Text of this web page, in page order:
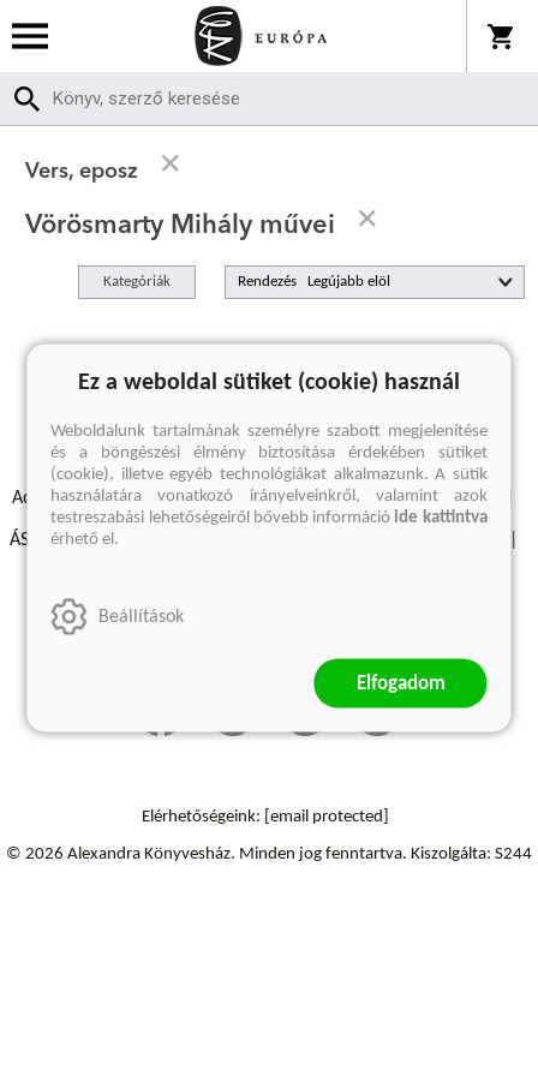
Vers, eposz
Vörösmarty Mihály művei
Kategóriák Rendezés
A keresett kifejezésre nincs találat
Adatvédelmi szabályzatok Elállási felmondási nyilatkozat
ÁSZF - Vásárlási feltételek
Szállítási információk
Elérhetőségeink: [email protected]
© 2026 Alexandra Könyvesház. Minden jog fenntartva. Kiszolgálta: S244
Ez a weboldal sütiket (cookie) használ
Weboldalunk tartalmának személyre szabott megjelenítése
és a böngészési élmény biztosítása érdekében sütiket
(cookie), illetve egyéb technológiákat alkalmazunk. A sütik
használatára vonatkozó irányelveinkről, valamint azok
testreszabási lehetőségeiről bővebb információide kattintva
érhető el.
Beállítások
Elfogadom